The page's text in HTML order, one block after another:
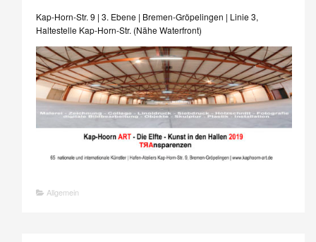
Kap-Horn-Str. 9 | 3. Ebene | Bremen-Gröpelingen | Linie 3,
Haltestelle Kap-Horn-Str. (Nähe Waterfront)
Allgemein